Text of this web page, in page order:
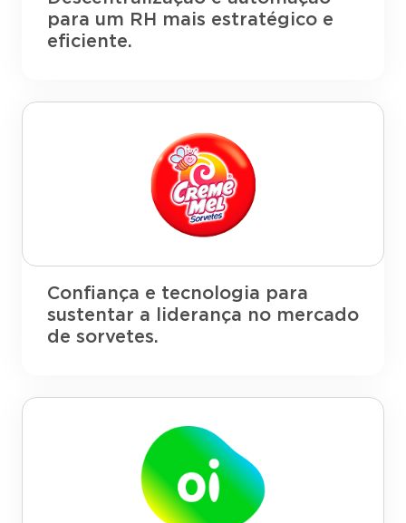
para um RH mais estratégico e
eficiente.
Confiança e tecnologia para
sustentar a liderança no mercado
de sorvetes.